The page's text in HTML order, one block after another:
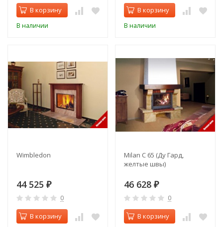
В корзину
В наличии
В корзину
В наличии
Wimbledon
44 525 ₽
0
В корзину
Milan C 65 (Ду Гард,
желтые швы)
46 628 ₽
0
В корзину